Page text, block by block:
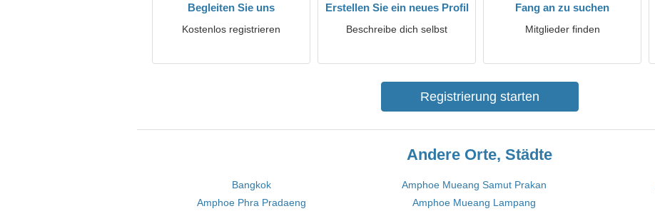
Begleiten Sie uns
Kostenlos registrieren
Erstellen Sie ein neues Profil
Beschreibe dich selbst
Fang an zu suchen
Mitglieder finden
Registrierung starten
Andere Orte, Städte
Bangkok Amphoe Mueang Samut Prakan
Amphoe Phra Pradaeng
Amphoe Mueang Lampang